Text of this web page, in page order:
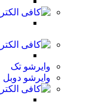
وایرشو تک
وایرشو دوبل